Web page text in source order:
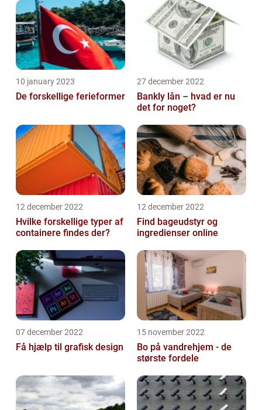
10 january 2023
De forskellige ferieformer
27 december 2022
Bankly lån – hvad er nu
det for noget?
12 december 2022
Hvilke forskellige typer af
containere findes der?
12 december 2022
Find bageudstyr og
ingredienser online
07 december 2022
Få hjælp til grafisk design
15 november 2022
Bo på vandrehjem - de
største fordele